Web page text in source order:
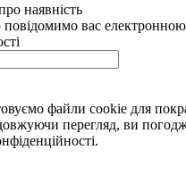
наявність
повідомимо вас
файли cookie для
перегляд, ви